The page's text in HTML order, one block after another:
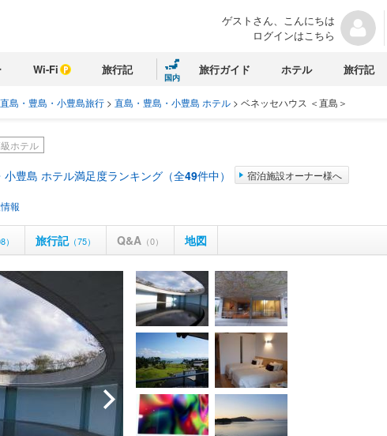
ゲストさん、こんにちは
ログインはこちら
Wi-Fi 旅行記
国内
旅行ガイド ホテル 旅行記
直島・豊島・小豊島旅行 > 直島・豊島・小豊島 ホテル > ベネッセハウス ＜直島＞
ホテル
小豊島 ホテル満足度ランキング（全49件中） 宿泊施設オーナー様へ
報
） 旅行記（75） Q&A （0） 地図